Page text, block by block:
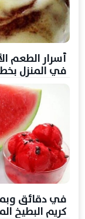
أسرار الطعم
في المنزل
في دقائق
كريم البطيخ